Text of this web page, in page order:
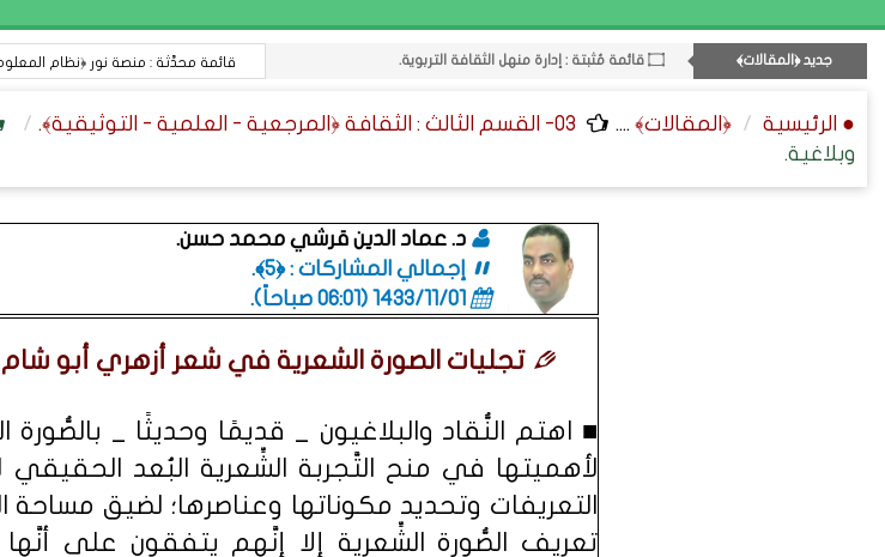
جديد ﴿المقالات﴾
۝ قائمة مُثبتة : إدارة منهل الثقافة التربوية.
۝ قائمة مُحدَّثة : مختارات من ﴿جديد﴾ المشاركات. مركز التعلم المرئي للتدريب : ورشة
● الرئيسية ﴿المقالات﴾ .... 03- القسم الثالث : الثقافة ﴿المرجعية - العلمية - التوثيقية﴾.
وبلاغية.
د. عماد الدين قرشي محمد حسن.
إجمالي المشاركات : ﴿5﴾.
1433/11/01 (06:01 صباحاً)
.
تجليات الصورة الشعرية في شعر أزهري أبو شام
■ اهتم النُّقاد والبلاغيون _ قديمًا وحديثًا _
لأهميتها في منح التَّجربة الشِّعرية البُعد
التعريفات وتحديد مكوناتها وعناصرها؛ لضيق
تعريف الصُّورة الشِّعرية إلا إنَّهم يتفقون على